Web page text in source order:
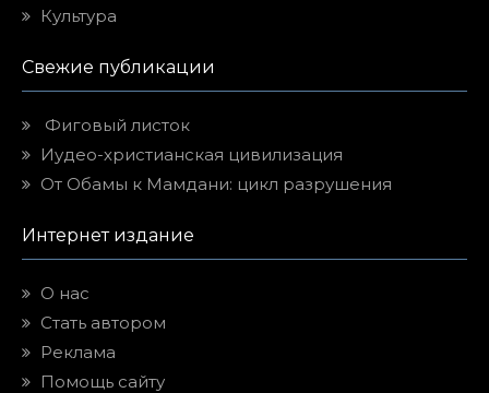
Культура
Свежие публикации
Фиговый листок
Иудео-христианская цивилизация
От Обамы к Мамдани: цикл разрушения
Интернет издание
О нас
Стать автором
Реклама
Помощь сайту